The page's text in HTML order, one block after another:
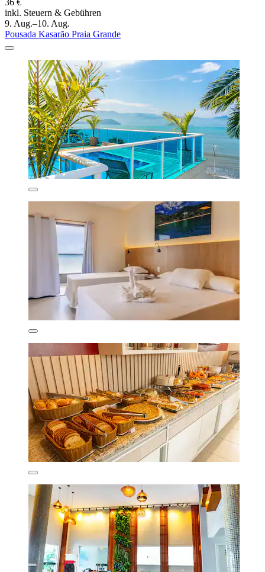
36 €
inkl. Steuern & Gebühren
9. Aug.–10. Aug.
Pousada Kasarão Praia Grande